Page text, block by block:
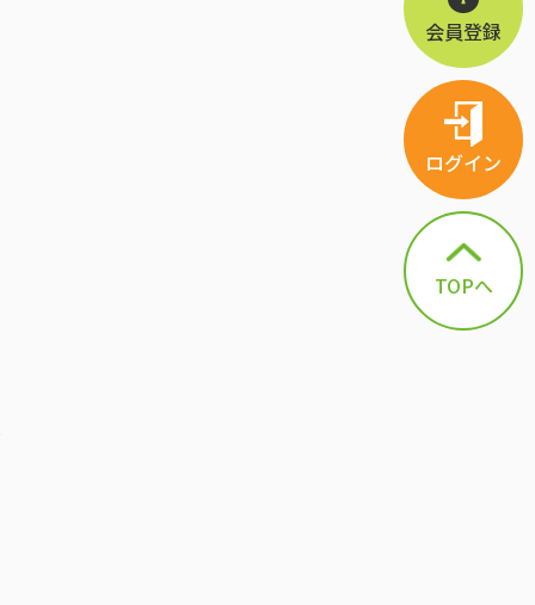
会員登録
ログイン
TOPへ